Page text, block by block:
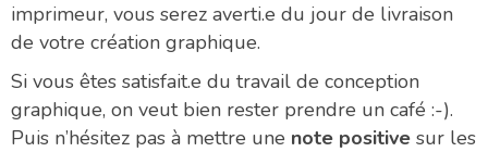
imprimeur, vous serez averti.e du jour de livraison
de votre création graphique.
Si vous êtes satisfait.e du travail de conception
graphique, on veut bien rester prendre un café :-).
Puis n’hésitez pas à mettre une note positive sur les